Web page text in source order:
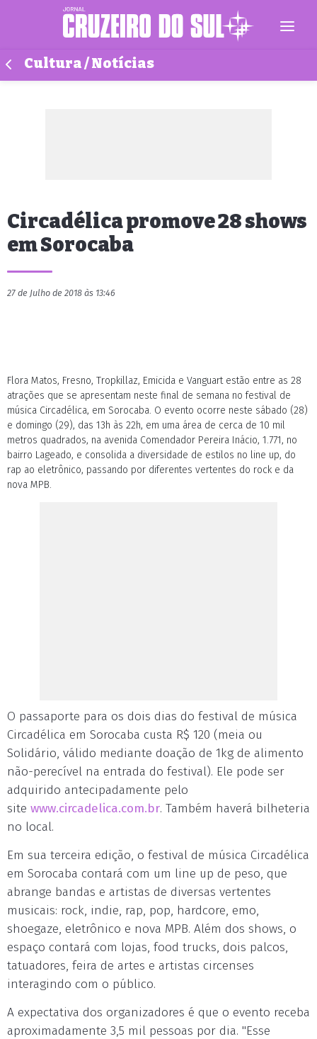
Cultura / Notícias
Circadélica promove 28 shows
em Sorocaba
27 de Julho de 2018 às 13:46
Flora Matos, Fresno, Tropkillaz, Emicida e Vanguart estão entre as 28
atrações que se apresentam neste final de semana no festival de
música Circadélica, em Sorocaba. O evento ocorre neste sábado (28)
e domingo (29), das 13h às 22h, em uma área de cerca de 10 mil
metros quadrados, na avenida Comendador Pereira Inácio, 1.771, no
bairro Lageado, e consolida a diversidade de estilos no line up, do
rap ao eletrônico, passando por diferentes vertentes do rock e da
nova MPB.
O passaporte para os dois dias do festival de música
Circadélica em Sorocaba custa R$ 120 (meia ou
Solidário, válido mediante doação de 1kg de alimento
não-perecível na entrada do festival). Ele pode ser
adquirido antecipadamente pelo
site www.circadelica.com.br. Também haverá bilheteria
no local.
Em sua terceira edição, o festival de música Circadélica
em Sorocaba contará com um line up de peso, que
abrange bandas e artistas de diversas vertentes
musicais: rock, indie, rap, pop, hardcore, emo,
shoegaze, eletrônico e nova MPB. Além dos shows, o
espaço contará com lojas, food trucks, dois palcos,
tatuadores, feira de artes e artistas circenses
interagindo com o público.
A expectativa dos organizadores é que o evento receba
aproximadamente 3,5 mil pessoas por dia. "Esse